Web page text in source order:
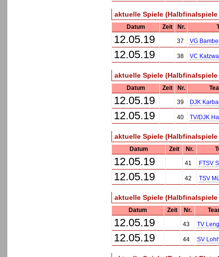
aktuelle Spiele (Halbfinalspiele
Datum Zeit Nr.
12.05.19 37 VG
12.05.19 38 VC
aktuelle Spiele (Halbfinalspiele
Datum Zeit Nr.
12.05.19 39 DJK
12.05.19 40 TV/DJK
aktuelle Spiele (Halbfinalspiele
Datum Zeit Nr.
12.05.19 41 FTSV
12.05.19 42 TSV
aktuelle Spiele (Halbfinalspiele
Datum Zeit Nr.
12.05.19 43 TV
12.05.19 44 SV